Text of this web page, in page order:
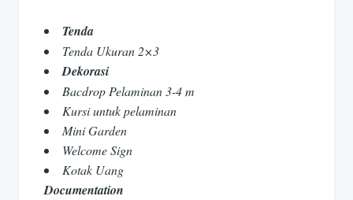
Tenda
Tenda Ukuran 2×3
Dekorasi
Bacdrop Pelaminan 3-4 m
Kursi untuk pelaminan
Mini Garden
Welcome Sign
Kotak Uang
Documentation